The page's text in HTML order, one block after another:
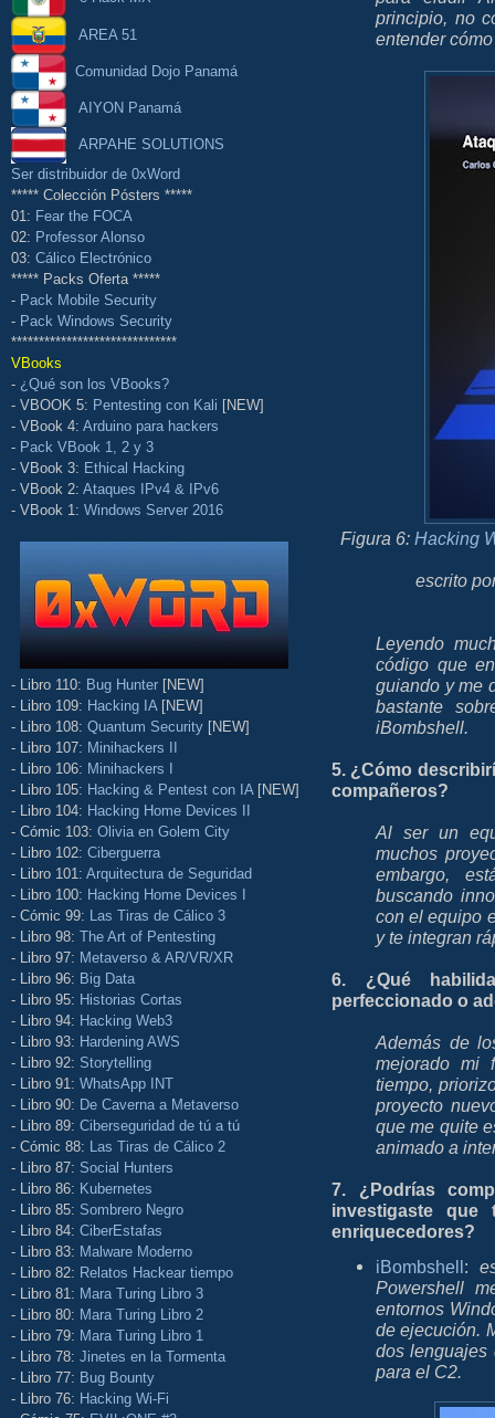
AREA 51
Comunidad Dojo Panamá
AIYON Panamá
ARPAHE SOLUTIONS
Ser distribuidor de 0xWord
***** Colección Pósters *****
01: Fear the FOCA
02: Professor Alonso
03: Cálico Electrónico
***** Packs Oferta *****
- Pack Mobile Security
- Pack Windows Security
******************************
VBooks
- ¿Qué son los VBooks?
- VBOOK 5: Pentesting con Kali [NEW]
- VBook 4: Arduino para hackers
- Pack VBook 1, 2 y 3
- VBook 3: Ethical Hacking
- VBook 2: Ataques IPv4 & IPv6
- VBook 1: Windows Server 2016
- Libro 110: Bug Hunter [NEW]
- Libro 109: Hacking IA [NEW]
- Libro 108: Quantum Security [NEW]
- Libro 107: Minihackers II
- Libro 106: Minihackers I
- Libro 105: Hacking & Pentest con IA [NEW]
- Libro 104: Hacking Home Devices II
- Cómic 103: Olivia en Golem City
- Libro 102: Ciberguerra
- Libro 101: Arquitectura de Seguridad
- Libro 100: Hacking Home Devices I
- Cómic 99: Las Tiras de Cálico 3
- Libro 98: The Art of Pentesting
- Libro 97: Metaverso & AR/VR/XR
- Libro 96: Big Data
- Libro 95: Historias Cortas
- Libro 94: Hacking Web3
- Libro 93: Hardening AWS
- Libro 92: Storytelling
- Libro 91: WhatsApp INT
- Libro 90: De Caverna a Metaverso
- Libro 89: Ciberseguridad de tú a tú
- Cómic 88: Las Tiras de Cálico 2
- Libro 87: Social Hunters
- Libro 86: Kubernetes
- Libro 85: Sombrero Negro
- Libro 84: CiberEstafas
- Libro 83: Malware Moderno
- Libro 82: Relatos Hackear tiempo
- Libro 81: Mara Turing Libro 3
- Libro 80: Mara Turing Libro 2
- Libro 79: Mara Turing Libro 1
- Libro 78: Jinetes en la Tormenta
- Libro 77: Bug Bounty
- Libro 76: Hacking Wi-Fi
principio, no
entender
Figura 6: Hacking
escrito
Leyendo
código que
guiando y me
bastante
iBombshell.
5. ¿Cómo
compañeros?
Al ser un
muchos
embargo,
buscando
con el equipo
y te integran
6. ¿Qué
perfeccionado o
Además de
mejorado mi
tiempo,
proyecto
que me quite
animado a
7. ¿Podrías
investigaste que
enriquecedores?
iBombshell:
Powershell
entornos
de ejecución.
dos lenguajes
para el C2.